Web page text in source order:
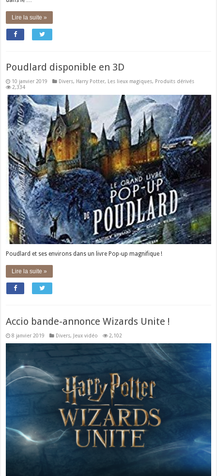
Lire la suite »
Poudlard disponible en 3D
10 janvier 2019 Divers, Harry Potter, Les lieux magiques, Produits dérivés
2,334
Poudlard et ses environs dans un livre Pop-up magnifique !
Lire la suite »
Accio bande-annonce Wizards Unite !
8 janvier 2019 Divers, Jeux vidéo 2,102